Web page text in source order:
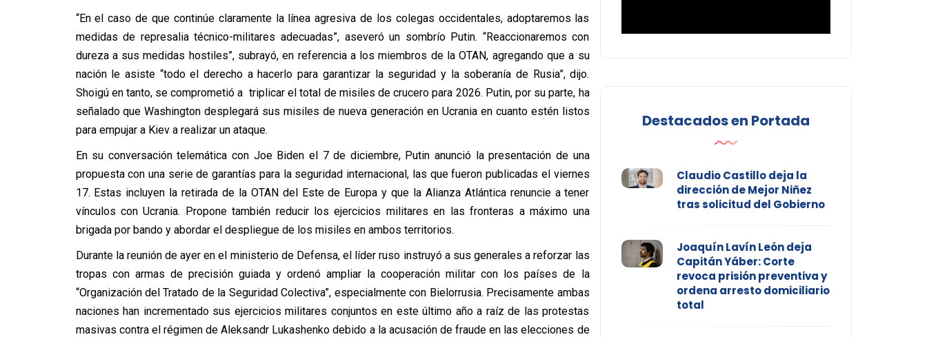
“En el caso de que continúe claramente la línea agresiva de los colegas occidentales, adoptaremos las
medidas de represalia técnico-militares adecuadas”, aseveró un sombrío Putin. “Reaccionaremos con
dureza a sus medidas hostiles”, subrayó, en referencia a los miembros de la OTAN, agregando que a su
nación le asiste “todo el derecho a hacerlo para garantizar la seguridad y la soberanía de Rusia”, dijo.
Shoigú en tanto, se comprometió a triplicar el total de misiles de crucero para 2026. Putin, por su parte, ha
señalado que Washington desplegará sus misiles de nueva generación en Ucrania en cuanto estén listos
para empujar a Kiev a realizar un ataque.
En su conversación telemática con Joe Biden el 7 de diciembre, Putin anunció la presentación de una
propuesta con una serie de garantías para la seguridad internacional, las que fueron publicadas el viernes
17. Estas incluyen la retirada de la OTAN del Este de Europa y que la Alianza Atlántica renuncie a tener
vínculos con Ucrania. Propone también reducir los ejercicios militares en las fronteras a máximo una
brigada por bando y abordar el despliegue de los misiles en ambos territorios.
Durante la reunión de ayer en el ministerio de Defensa, el líder ruso instruyó a sus generales a reforzar las
tropas con armas de precisión guiada y ordenó ampliar la cooperación militar con los países de la
“Organización del Tratado de la Seguridad Colectiva”, especialmente con Bielorrusia. Precisamente ambas
naciones han incrementado sus ejercicios militares conjuntos en este último año a raíz de las protestas
masivas contra el régimen de Aleksandr Lukashenko debido a la acusación de fraude en las elecciones de
Destacados en Portada
Claudio Castillo deja la
dirección de Mejor Niñez
tras solicitud del Gobierno
Joaquín Lavín León deja
Capitán Yáber: Corte
revoca prisión preventiva y
ordena arresto domiciliario
total